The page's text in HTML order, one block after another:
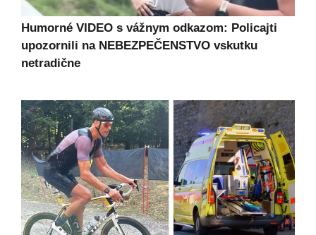
Humorné VIDEO s vážnym odkazom: Policajti
upozornili na NEBEZPEČENSTVO vskutku
netradične